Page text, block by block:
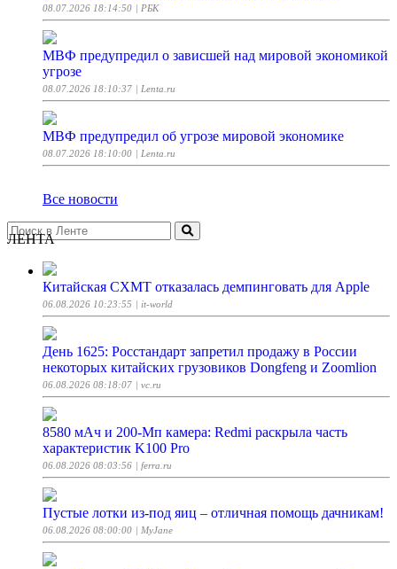
08.07.2026 18:14:50 | РБК
МВФ предупредил о зависшей над мировой экономикой
угрозе
08.07.2026 18:10:37 | Lenta.ru
МВФ предупредил об угрозе мировой экономике
08.07.2026 18:10:00 | Lenta.ru
Все новости
ЛЕНТА
Китайская CXMT отказалась демпинговать для Apple
06.08.2026 10:23:55 | it-world
День 1625: Росстандарт запретил продажу в России
некоторых китайских грузовиков Dongfeng и Zoomlion
06.08.2026 08:18:07 | vc.ru
8580 мАч и 200-Мп камера: Redmi раскрыла часть
характеристик K100 Pro
06.08.2026 08:03:56 | ferra.ru
Пустые лотки из-под яиц – отличная помощь дачникам!
06.08.2026 08:00:00 | MyJane